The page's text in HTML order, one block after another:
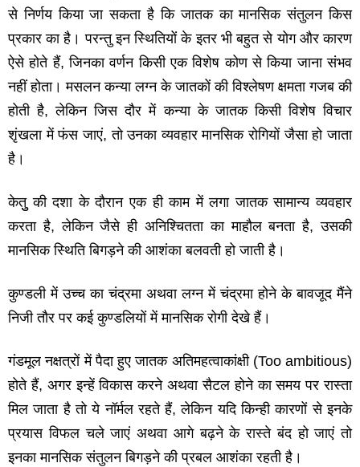
से निर्णय किया जा सकता है कि जातक का मानसिक संतुलन किस
प्रकार का है। परन्‍तु इन स्थितियों के इतर भी बहुत से योग और कारण
ऐसे होते हैं,जिनका वर्णन किसी एक विशेष कोण से किया जाना संभव
नहीं होता। मसलन कन्‍या लग्‍न के जातकों की विश्‍लेषण क्षमता गजब की
होती है,लेकिन जिस दौर में कन्‍या के जातक किसी विशेष विचार
शृंखला में फंस जाएं,तो उनका व्‍यवहार मानसिक रोगियों जैसा हो जाता
है।
केतुु की दशा के दौरान एक ही काम में लगा जातक सामान्‍य व्‍यवहार
करता है,लेकिन जैसे ही अनिश्चितता का माहौल बनता है,उसकी
मानसिक स्थिति बिगड़ने की आशंका बलवती हो जाती है।
कुण्‍डली में उच्‍च का चंद्रमा अथवा लग्‍न में चंद्रमा होने के बावजूद मैंने
निजी तौर पर कई कुण्‍डलियों में मानसिक रोगी देखे हैं।
गंडमूल नक्षत्रों में पैदा हुए जातक अतिमहत्‍वाकांक्षी (Too ambitious)
होते हैं, अगर इन्‍हें विकास करने अथवा सैटल होने का समय पर रास्‍ता
मिल जाता है तो ये नॉर्मल रहते हैं,लेकिन यदि किन्‍ही कारणों से इनके
प्रयास विफल चले जाएं अथवा आगे बढ़ने के रास्‍ते बंद हो जाएं तो
इनका मानसिक संतुलन बिगड़ने की प्रबल आशंका रहती है।